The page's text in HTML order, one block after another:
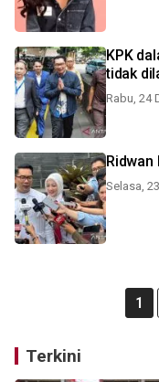
KPK
tidak
Rabu, 24
Ridwan
Selasa,
1
Terkini